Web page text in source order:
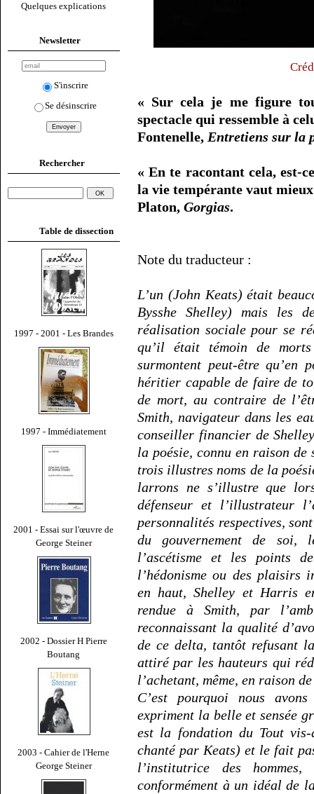
Quelques explications
Newsletter
S'inscrire
Se désinscrire
Rechercher
Table de dissection
1997 - 2001 - Les Brandes
1997 - Immédiatement
2001 - Essai sur l'œuvre de
George Steiner
2002 - Dossier H Pierre
Boutang
2003 - Cahier de l'Herne
George Steiner
« Sur cela je me figure
spectacle qui ressemble à
Fontenelle, Entretiens sur la
« En te racontant cela, est-
la vie tempérante vaut
Platon, Gorgias.
Note du traducteur :
L’un (John Keats) était
Bysshe Shelley) mais les
réalisation sociale pour se
qu’il était témoin de
surmontent peut-être qu’en
héritier capable de faire de
de mort, au contraire de
Smith, navigateur dans les
conseiller financier de
la poésie, connu en raison de
trois illustres noms de la
larrons ne s’illustre que
défenseur et l’illustrateur
personnalités respectives,
du gouvernement de soi,
l’ascétisme et les points
l’hédonisme ou des plaisirs
en haut, Shelley et Harris
rendue à Smith, par
reconnaissant la qualité
de ce delta, tantôt refusant
attiré par les hauteurs qui
l’achetant, même, en raison
C’est pourquoi nous
expriment la belle et sensée
est la fondation du Tout
chanté par Keats) et le fait
l’institutrice des
conformément à un idéal de